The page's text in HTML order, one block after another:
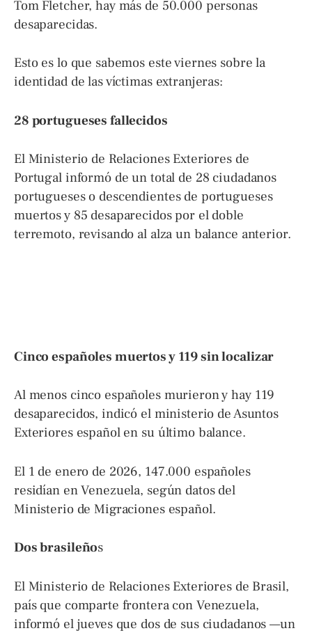
Tom Fletcher, hay más de 50.000 personas
desaparecidas.
Esto es lo que sabemos este viernes sobre la
identidad de las víctimas extranjeras:
28 portugueses fallecidos
El Ministerio de Relaciones Exteriores de
Portugal informó de un total de 28 ciudadanos
portugueses o descendientes de portugueses
muertos y 85 desaparecidos por el doble
terremoto, revisando al alza un balance anterior.
Cinco españoles muertos y 119 sin localizar
Al menos cinco españoles murieron y hay 119
desaparecidos, indicó el ministerio de Asuntos
Exteriores español en su último balance.
El 1 de enero de 2026, 147.000 españoles
residían en Venezuela, según datos del
Ministerio de Migraciones español.
Dos brasileños
El Ministerio de Relaciones Exteriores de Brasil,
país que comparte frontera con Venezuela,
informó el jueves que dos de sus ciudadanos —un